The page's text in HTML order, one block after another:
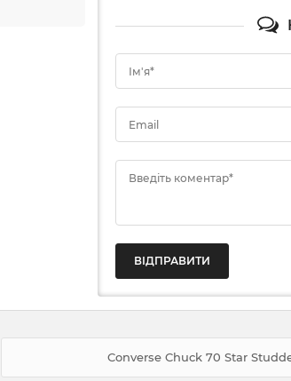
Ім'я*
Email
Введіть коментар*
Converse Chuck 70 Star